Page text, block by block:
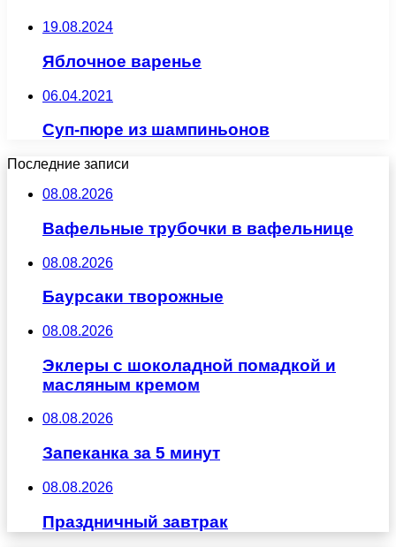
19.08.2024
Яблочное варенье
06.04.2021
Суп-пюре из шампиньонов
Последние записи
08.08.2026
Вафельные трубочки в вафельнице
08.08.2026
Баурсаки творожные
08.08.2026
Эклеры с шоколадной помадкой и
масляным кремом
08.08.2026
Запеканка за 5 минут
08.08.2026
Праздничный завтрак